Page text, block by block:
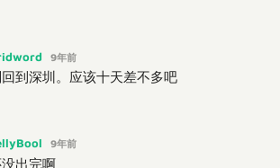
9年前
到深圳。应该十天差不多吧
9年前
出完啊